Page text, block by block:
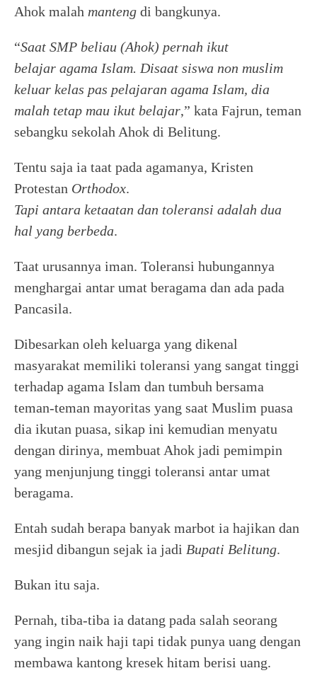
Ahok malah manteng di bangkunya.
“Saat SMP beliau (Ahok) pernah ikut
belajar agama Islam. Disaat siswa non muslim
keluar kelas pas pelajaran agama Islam, dia
malah tetap mau ikut belajar,” kata Fajrun, teman
sebangku sekolah Ahok di Belitung.
Tentu saja ia taat pada agamanya, Kristen
Protestan Orthodox.
Tapi antara ketaatan dan toleransi adalah dua
hal yang berbeda.
Taat urusannya iman. Toleransi hubungannya
menghargai antar umat beragama dan ada pada
Pancasila.
Dibesarkan oleh keluarga yang dikenal
masyarakat memiliki toleransi yang sangat tinggi
terhadap agama Islam dan tumbuh bersama
teman-teman mayoritas yang saat Muslim puasa
dia ikutan puasa, sikap ini kemudian menyatu
dengan dirinya, membuat Ahok jadi pemimpin
yang menjunjung tinggi toleransi antar umat
beragama.
Entah sudah berapa banyak marbot ia hajikan dan
mesjid dibangun sejak ia jadi Bupati Belitung.
Bukan itu saja.
Pernah, tiba-tiba ia datang pada salah seorang
yang ingin naik haji tapi tidak punya uang dengan
membawa kantong kresek hitam berisi uang.